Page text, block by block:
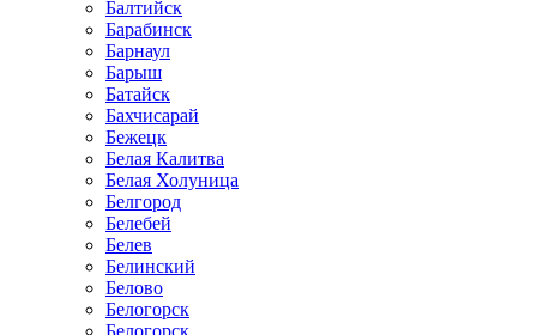
Балтийск
Барабинск
Барнаул
Барыш
Батайск
Бахчисарай
Бежецк
Белая Калитва
Белая Холуница
Белгород
Белебей
Белев
Белинский
Белово
Белогорск
Белогорск